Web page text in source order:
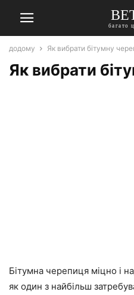
багато
додому Як вибрати бітумну
Як вибрати
Бітумна черепиця міцно і
як один з найбільш